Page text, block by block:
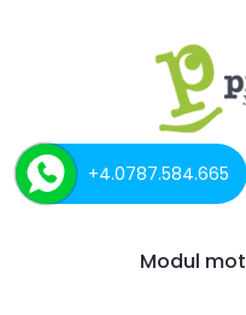
Modul
+4.0787.584.665